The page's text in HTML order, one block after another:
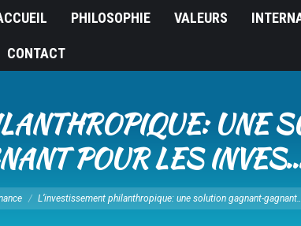
PHILOSOPHIE VALEURS
CONTACT
UNE
POUR LES
L’investissement philanthropique: une solution gagnant-gagnant…